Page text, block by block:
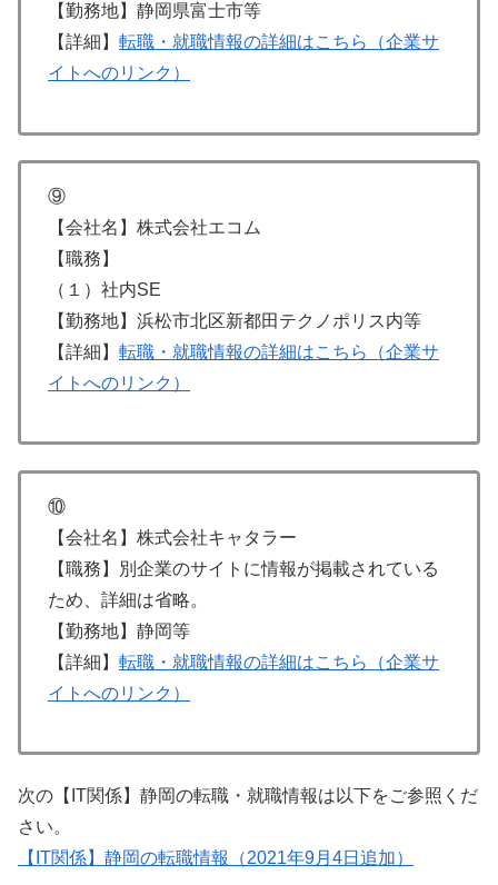
【勤務地】静岡県富士市等
【詳細】 転職・就職情報の詳細はこちら（企業サ
イトへのリンク）
⑨
【会社名】株式会社エコム
【職務】
（１）社内SE
【勤務地】浜松市北区新都田テクノポリス内等
【詳細】 転職・就職情報の詳細はこちら（企業サ
イトへのリンク）
⑩
【会社名】株式会社キャタラー
【職務】別企業のサイトに情報が掲載されている
ため、詳細は省略。
【勤務地】静岡等
【詳細】 転職・就職情報の詳細はこちら（企業サ
イトへのリンク）
次の【IT関係】静岡の転職・就職情報は以下をご参照くだ
さい。
【IT関係】静岡の転職情報（2021年9月4日追加）